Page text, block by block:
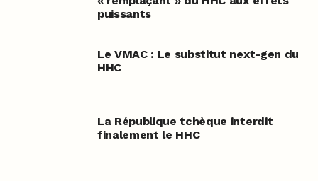
puissants
Le VMAC : Le substitut next-gen du
HHC
La République tchèque interdit
finalement le HHC